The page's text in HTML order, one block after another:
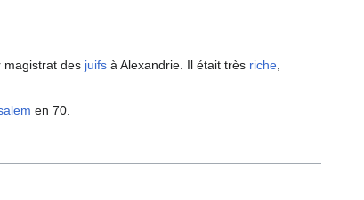
magistrat des juifs à Alexandrie. Il était très riche
en 70.